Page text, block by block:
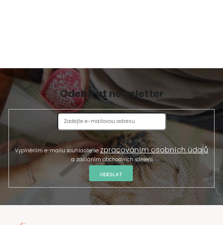
Odebírat newsletter
Vyplněním e-mailu souhlasíte se zpracováním osobních údajů
a zasíláním obchodních sdělení.
ODESLAT